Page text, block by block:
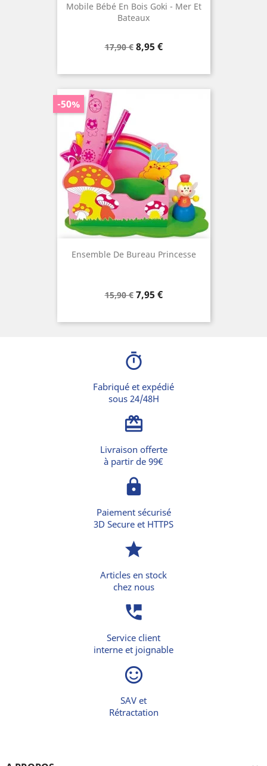
Mobile Bébé En Bois Goki - Mer Et
Bateaux
Prix
17,90 € Prix
8,95 €
Ensemble De Bureau Princesse
Prix
15,90 €
-50%
Prix
7,95 €
timer
Fabriqué et expédié
sous 24/48H
card_giftcard
Livraison offerte
à partir de 99€
lock
Paiement sécurisé
3D Secure et HTTPS
star
Articles en stock
chez nous
perm_phone_msg
Service client
interne et joignable
sentiment_satisfied_alt
SAV et
Rétractation